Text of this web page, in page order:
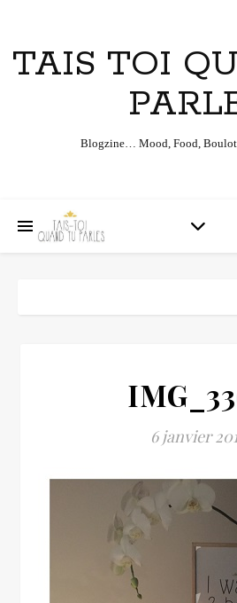
TAIS TOI
Blogzine… Mood, Food, Boulot,
6 janvier